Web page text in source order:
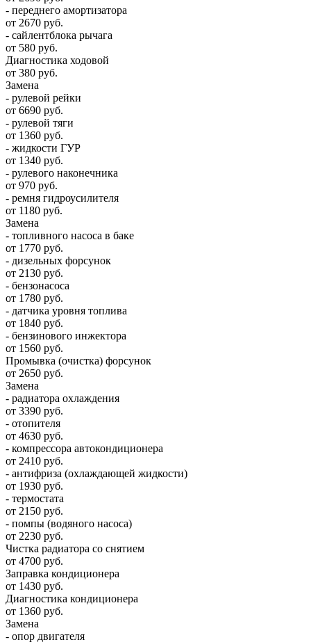
- переднего амортизатора
от 2670 руб.
- сайлентблока рычага
от 580 руб.
Диагностика ходовой
от 380 руб.
Замена
- рулевой рейки
от 6690 руб.
- рулевой тяги
от 1360 руб.
- жидкости ГУР
от 1340 руб.
- рулевого наконечника
от 970 руб.
- ремня гидроусилителя
от 1180 руб.
Замена
- топливного насоса в баке
от 1770 руб.
- дизельных форсунок
от 2130 руб.
- бензонасоса
от 1780 руб.
- датчика уровня топлива
от 1840 руб.
- бензинового инжектора
от 1560 руб.
Промывка (очистка) форсунок
от 2650 руб.
Замена
- радиатора охлаждения
от 3390 руб.
- отопителя
от 4630 руб.
- компрессора автокондиционера
от 2410 руб.
- антифриза (охлаждающей жидкости)
от 1930 руб.
- термостата
от 2150 руб.
- помпы (водяного насоса)
от 2230 руб.
Чистка радиатора со снятием
от 4700 руб.
Заправка кондиционера
от 1430 руб.
Диагностика кондиционера
от 1360 руб.
Замена
- опор двигателя